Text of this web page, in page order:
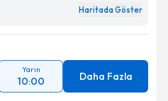
Yarın
10:00 Daha Fazla